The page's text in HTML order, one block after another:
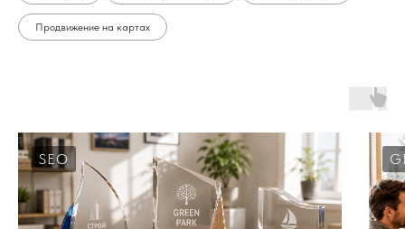
Продвижение на картах
SEO